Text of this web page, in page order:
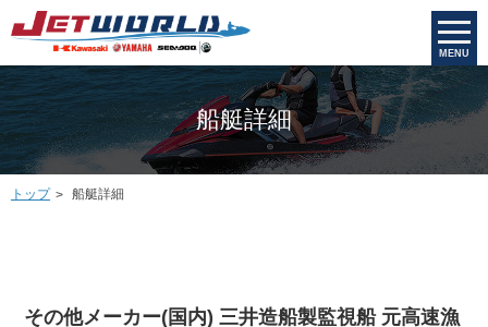
MENU
船艇詳細
トップ 船艇詳細
その他メーカー(国内) 三井造船製監視船 元高速漁